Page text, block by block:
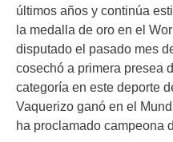
últimos años y continúa
la medalla de oro en el
disputado el pasado mes
cosechó a primera presea
categoría en este deporte
Vaquerizo ganó en el
ha proclamado campeona